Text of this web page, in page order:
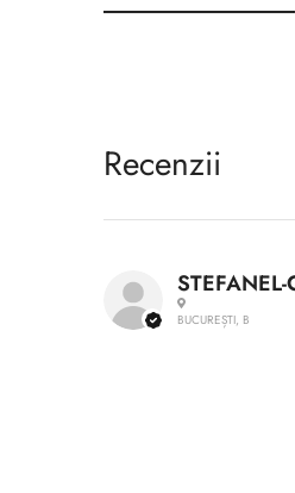
Recenzii
BUCUREȘTI, B